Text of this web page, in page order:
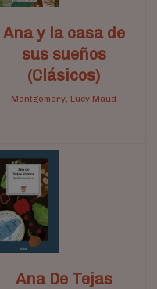
Ana y la casa de
sus sueños
(Clásicos)
Montgomery, Lucy Maud
Ana De Tejas